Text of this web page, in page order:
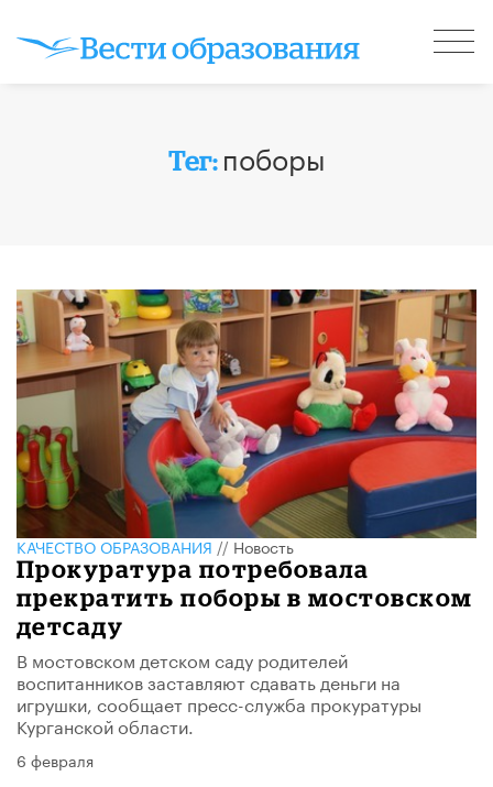
Тег: поборы
КАЧЕСТВО ОБРАЗОВАНИЯ//Новость
Прокуратура потребовала
прекратить поборы в мостовском
детсаду
В мостовском детском саду родителей
воспитанников заставляют сдавать деньги на
игрушки, сообщает пресс-служба прокуратуры
Курганской области.
6 февраля